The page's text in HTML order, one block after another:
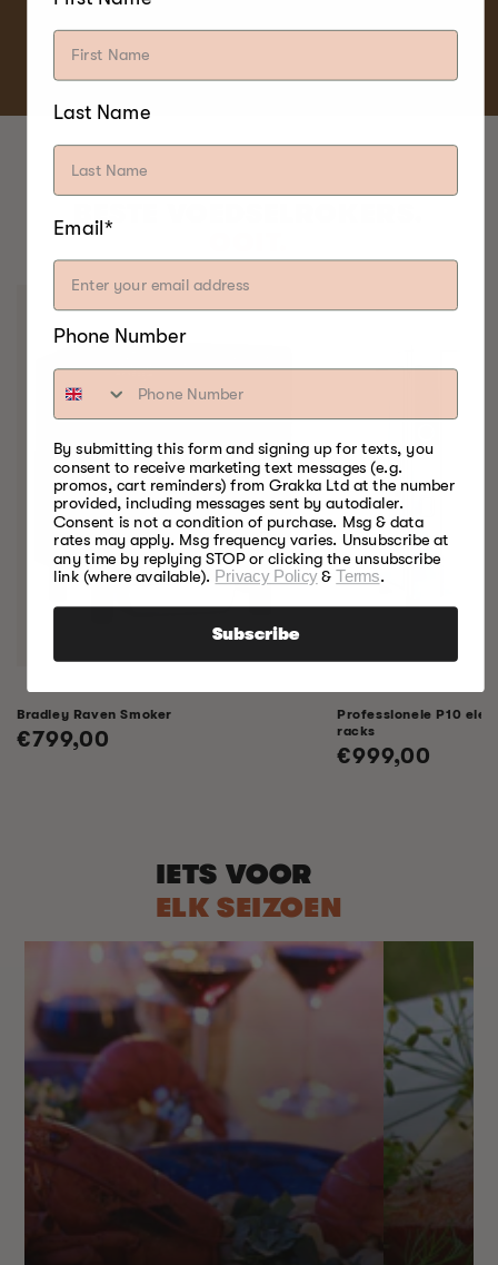
BESTE VOEDSELROKERS.
Bradley Raven Smoker
Normale
€799,00
Professionele P10
racks
Normale
€999,00
IETS VOOR
ELK SEIZOEN
Last Name
Email*
Phone Number
By submitting this form and signing up for texts, you
consent to receive marketing text messages (e.g.
promos, cart reminders) from Grakka Ltd at the number
provided, including messages sent by autodialer.
Consent is not a condition of purchase. Msg & data
rates may apply. Msg frequency varies. Unsubscribe at
any time by replying STOP or clicking the unsubscribe
link (where available). Privacy Policy&Terms.
Subscribe